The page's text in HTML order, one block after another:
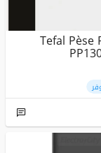
Tefal Pèse